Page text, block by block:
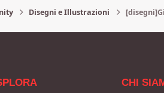
Disegni e Illustrazioni
CHI